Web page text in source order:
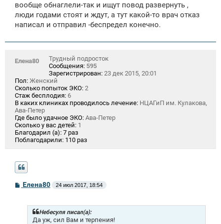
н
и
вообще обнаглели-так и ищут повод развернуть ,
люди годами стоят и ждут, а тут какой-то врач отказ
написал и отправил -беспредел конечно.
Елена80
Трудный подросток
Сообщения: 595
Зарегистрирован: 23 дек 2015, 20:01
Пол: Женский
Сколько попыток ЭКО: 2
Стаж бесплодия: 6
В каких клиниках проводилось лечение: НЦАГиП им. Кулакова,
Ава-Петер
Где было удачное ЭКО: Ава-Петер
Сколько у вас детей: 1
Благодарил (а): 7 раз
Поблагодарили: 110 раз
СЕлена80 24 июл 2017, 18:54
Небесуля писал(а):
Да уж, сил Вам и терпения!